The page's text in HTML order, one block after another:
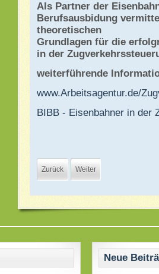
Als Partner der
Berufsausbidung
theoretischen
Grundlagen für die
in der
weiterführende
www.Arbeitsagentur.de/
BIBB - Eisenbahner in der
Zurück Weiter
Neue